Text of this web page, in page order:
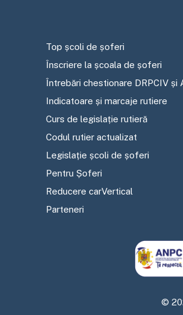
Top școli de șoferi
Înscriere la școala de șoferi
Întrebări chestionare DRPCIV și
Indicatoare și marcaje rutiere
Curs de legislație rutieră
Codul rutier actualizat
Legislație școli de șoferi
Pentru Șoferi
Reducere carVertical
Parteneri
©